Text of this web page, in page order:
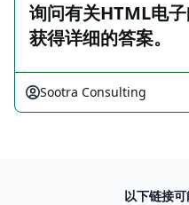
询问有关HTML电
获得详细的答案。
Sootra Consulting
以下链接